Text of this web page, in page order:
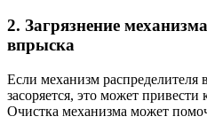
2. Загрязнение
впрыска
Если механизм распределителя
засоряется, это может привести
Очистка механизма может